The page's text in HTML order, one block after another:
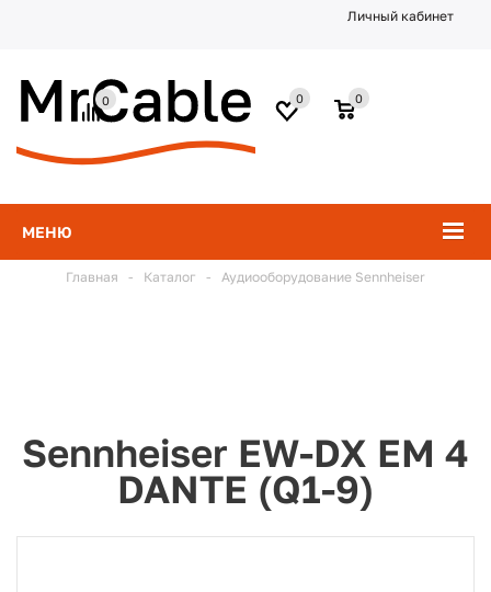
Личный кабинет
МЕНЮ
0
0
0
Главная - Каталог - Аудиооборудование Sennheiser
Sennheiser EW-DX EM 4
DANTE (Q1-9)